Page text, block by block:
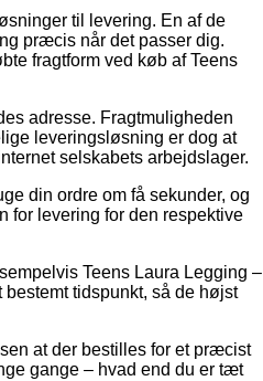
til levering. En af de
præcis når det passer dig.
fragtform ved køb af Teens
adresse. Fragtmuligheden
leveringsløsning er dog at
selskabets arbejdslager.
din ordre om få sekunder, og
for levering for den respektive
Teens Laura Legging –
tidspunkt, så de højst
at der bestilles for et præcist
gange – hvad end du er tæt